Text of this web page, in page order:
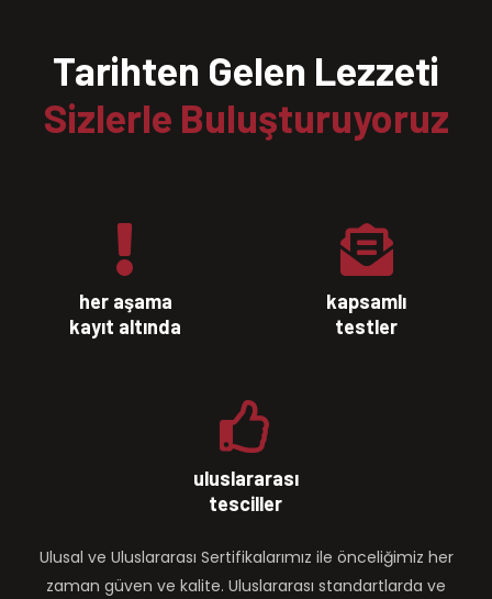
Tarihten Gelen Lezzeti
Sizlerle Buluşturuyoruz
her aşama
kayıt altında
kapsamlı
testler
uluslararası
tesciller
Ulusal ve Uluslararası Sertifikalarımız ile önceliğimiz her
zaman güven ve kalite. Uluslararası standartlarda ve